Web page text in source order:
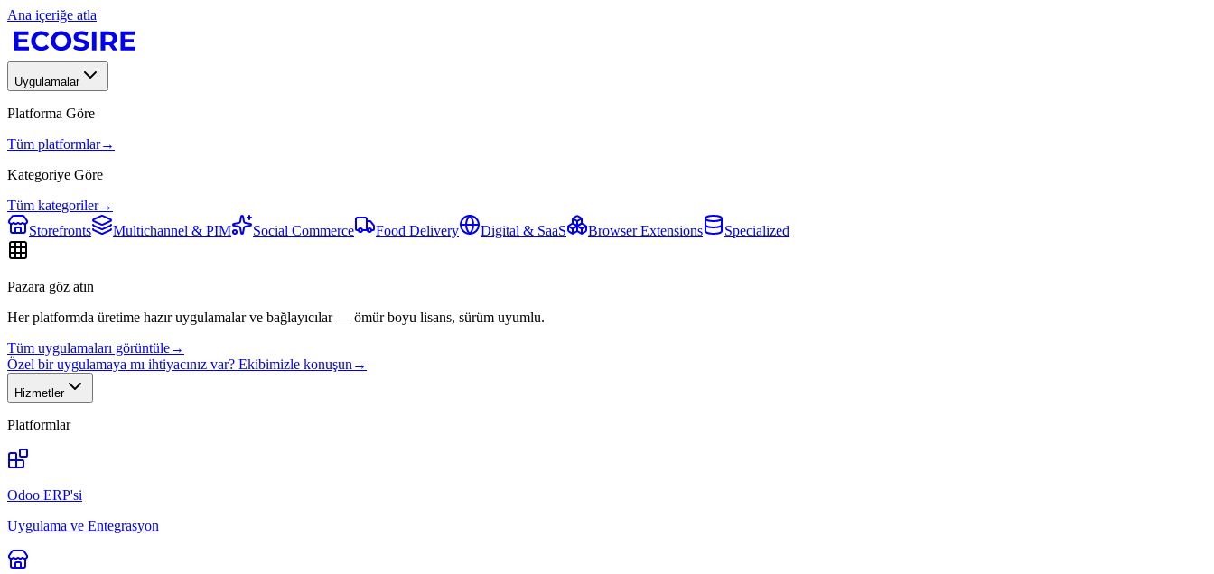
Ana içeriğe atla
Uygulamalar
Platforma Göre
Tüm platformlar→
Kategoriye Göre
Tüm kategoriler→
Storefronts
Multichannel & PIM Social Commerce Food Delivery Digital & SaaS Browser Extensions Specialized
Pazara göz atın
Her platformda üretime hazır uygulamalar ve bağlayıcılar — ömür boyu lisans, sürüm uyumlu.
Tüm uygulamaları görüntüle→
Özel bir uygulamaya mı ihtiyacınız var? Ekibimizle konuşun →
Hizmetler
Platformlar
Odoo ERP'si
Uygulama ve Entegrasyon